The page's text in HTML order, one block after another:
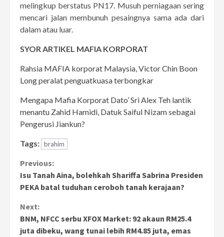
melingkup berstatus PN17. Musuh perniagaan sering
mencari jalan membunuh pesaingnya sama ada dari
dalam atau luar.
SYOR ARTIKEL MAFIA KORPORAT
Rahsia MAFIA korporat Malaysia, Victor Chin Boon
Long peralat penguatkuasa terbongkar
Mengapa Mafia Korporat Dato’ Sri Alex Teh lantik
menantu Zahid Hamidi, Datuk Saiful Nizam sebagai
Pengerusi Jiankun?
Tags: brahim
Continue
Reading
Previous:
Isu Tanah Aina, bolehkah Shariffa Sabrina Presiden
PEKA batal tuduhan ceroboh tanah kerajaan?
Next:
BNM, NFCC serbu XFOX Market: 92 akaun RM25.4
juta dibeku, wang tunai lebih RM4.85 juta, emas